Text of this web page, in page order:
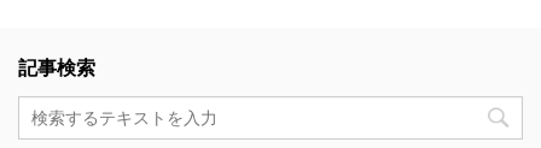
記事検索